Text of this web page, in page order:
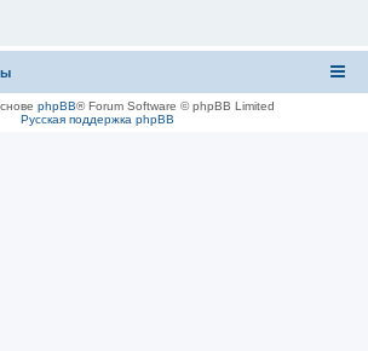
phpBB® Forum Software © phpBB Limited
Русская поддержка phpBB